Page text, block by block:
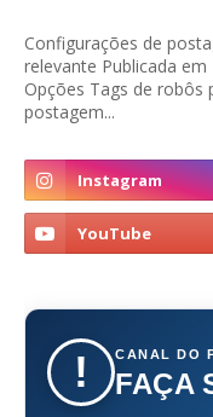
Configurações de
relevante Publicada
Opções Tags de robôs
postagem...
! CANAL DO
FAÇA